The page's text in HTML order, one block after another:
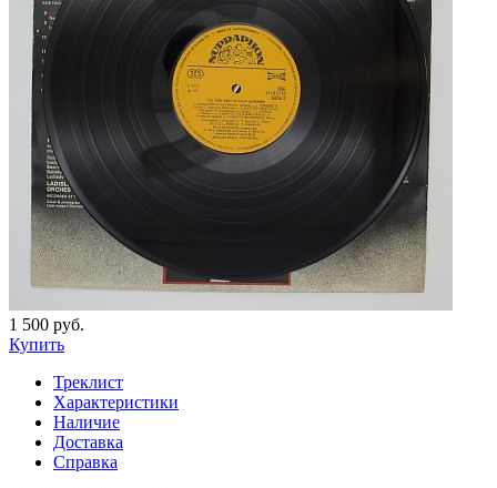
1 500 руб.
Купить
Треклист
Характеристики
Наличие
Доставка
Справка